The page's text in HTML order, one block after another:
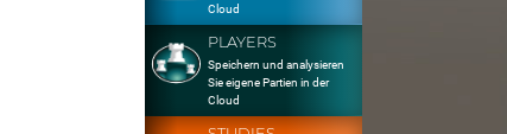
Cloud
PLAYERS
Speichern und analysieren
Sie eigene Partien in der
Cloud